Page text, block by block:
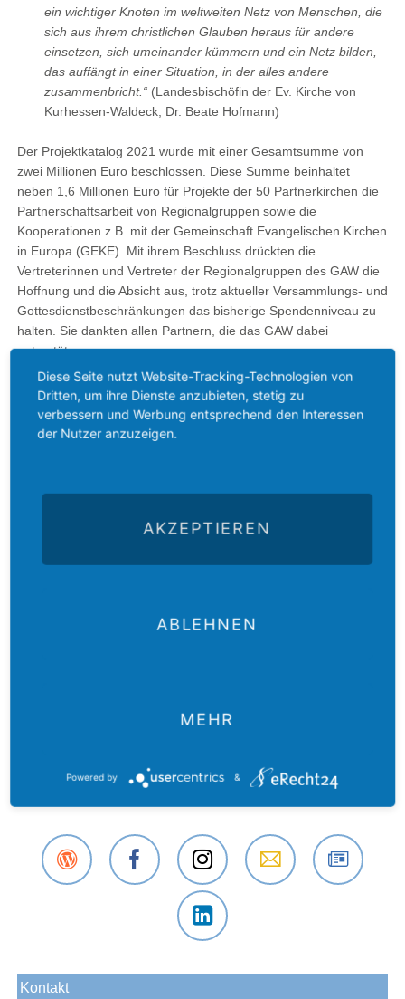
ein wichtiger Knoten im weltweiten Netz von Menschen, die
sich aus ihrem christlichen Glauben heraus für andere
einsetzen, sich umeinander kümmern und ein Netz bilden,
das auffängt in einer Situation, in der alles andere
zusammenbricht.“ (Landesbischöfin der Ev. Kirche von
Kurhessen-Waldeck, Dr. Beate Hofmann)
Der Projektkatalog 2021 wurde mit einer Gesamtsumme von
zwei Millionen Euro beschlossen. Diese Summe beinhaltet
neben 1,6 Millionen Euro für Projekte der 50 Partnerkirchen die
Partnerschaftsarbeit von Regionalgruppen sowie die
Kooperationen z.B. mit der Gemeinschaft Evangelischen Kirchen
in Europa (GEKE). Mit ihrem Beschluss drückten die
Vertreterinnen und Vertreter der Regionalgruppen des GAW die
Hoffnung und die Absicht aus, trotz aktueller Versammlungs- und
Gottesdienstbeschränkungen das bisherige Spendenniveau zu
halten. Sie dankten allen Partnern, die das GAW dabei
unterstützen.
Die Vertreterversammlung entlastete den Vorstand. Pfarrer Enno
Haaks wurde mit großer Mehrheit für eine dritte Amtszeit für
sechs Jahre als Generalsekretär des GAW wiedergewählt.
Durch sie besteht eine Vertrauensbasis und diese macht
und Partnerschaften in Europa und USA bei Zentrum Oekumene
Blog
bei
Das
Gustav-
Adolf-
bei
Werk
Adolf-
Kontakt
Diese Seite nutzt Website-Tracking-Technologien von
Dritten, um ihre Dienste anzubieten, stetig zu
verbessern und Werbung entsprechend den Interessen
der Nutzer anzuzeigen.
AKZEPTIEREN
ABLEHNEN
MEHR
Powered by &